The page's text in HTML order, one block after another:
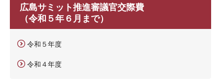
広島サミット推進審議官交際費
（令和５年６月まで）
令和５年度
令和４年度